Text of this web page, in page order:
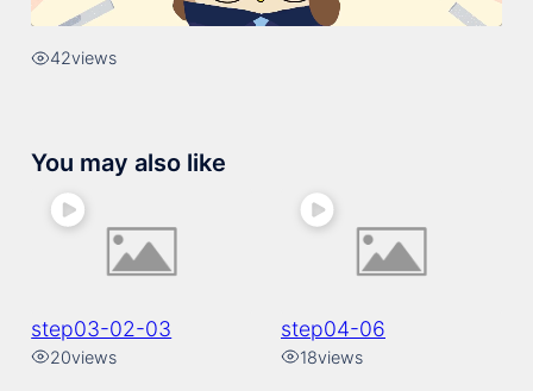
42views
You may also like
step03-02-03
20views
step04-06
18views